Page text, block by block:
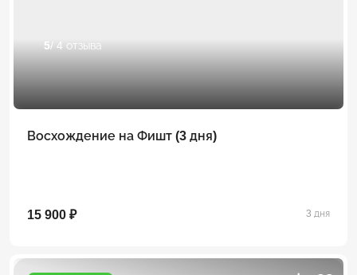
5/ 4 отзыва
Восхождение на Фишт (3 дня)
15 900 ₽ 3 дня